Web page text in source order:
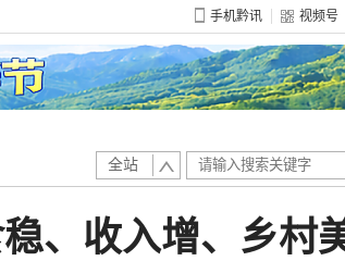
手机黔讯 视频号
全站
、收入增、乡村美